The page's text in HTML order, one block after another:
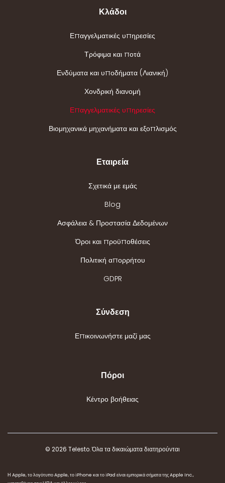
Κλάδοι
Επαγγελματικές υπηρεσίες
Τρόφιμα και ποτά
Ενδύματα και υποδήματα (Λιανική)
Χονδρική διανομή
Επαγγελματικές υπηρεσίες
Βιομηχανικά μηχανήματα και εξοπλισμός
Εταιρεία
Σχετικά με εμάς
Blog
Ασφάλεια & Προστασία Δεδομένων
Όροι και προϋποθέσεις
Πολιτική απορρήτου
GDPR
Σύνδεση
Επικοινωνήστε μαζί μας
Πόροι
Κέντρο βοήθειας
© 2026 Telesto. Όλα τα δικαιώματα διατηρούνται
Η Apple, το λογότυπο Apple, το iPhone και το iPad είναι εμπορικά σήματα της Apple Inc.,